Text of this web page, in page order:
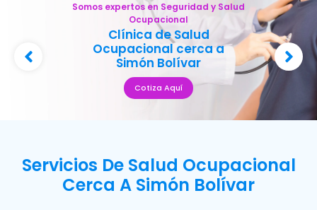
Somos expertos en Seguridad y Salud
Ocupacional
Clínica de Salud
Ocupacional cerca a
Simón Bolívar
Cotiza Aquí
Servicios De Salud Ocupacional
Cerca A Simón Bolívar